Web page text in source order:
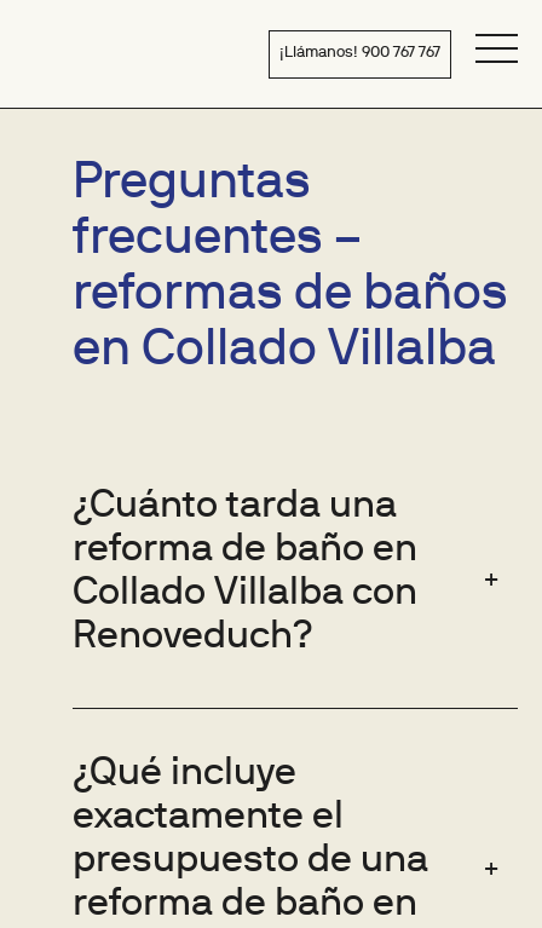
por
¡Llámanos! 900 767 767
Preguntas
frecuentes –
reformas de baños
en Collado Villalba
¿Cuánto tarda una
reforma de baño en
Collado Villalba con
Renoveduch?
¿Qué incluye
exactamente el
presupuesto de una
reforma de baño en